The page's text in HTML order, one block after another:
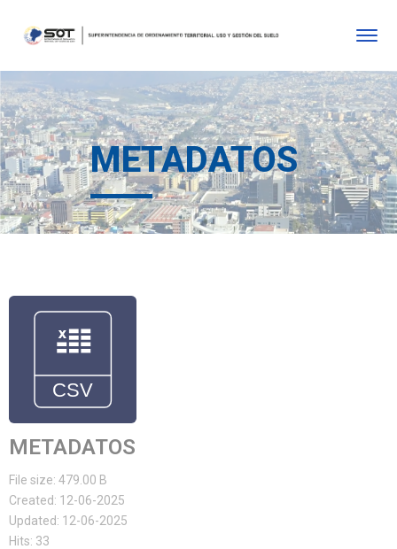
METADATOS
METADATOS
File size: 479.00 B
Created: 12-06-2025
Updated: 12-06-2025
Hits: 33